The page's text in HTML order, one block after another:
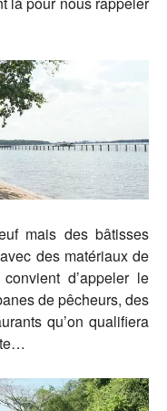
mais des bâtisses
des matériaux de
d’appeler le
de pêcheurs, des
qu’on qualifiera